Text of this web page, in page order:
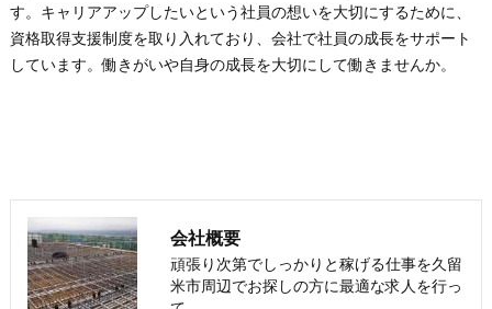
す。キャリアアップしたいという社員の想いを大切にするために、
資格取得支援制度を取り入れており、会社で社員の成長をサポート
しています。働きがいや自身の成長を大切にして働きませんか。
会社概要
頑張り次第でしっかりと稼げる仕事を久留
米市周辺でお探しの方に最適な求人を行っ